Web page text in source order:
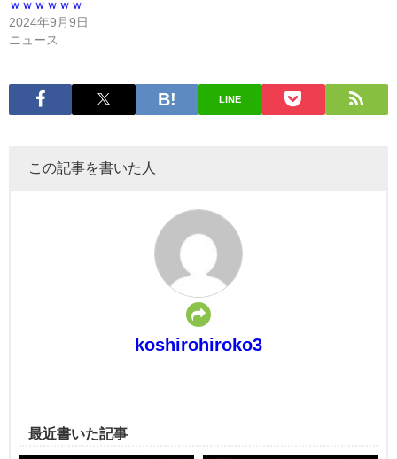
ｗｗｗｗｗｗ
2024年9月9日
ニュース
LINE
この記事を書いた人
koshirohiroko3
最近書いた記事